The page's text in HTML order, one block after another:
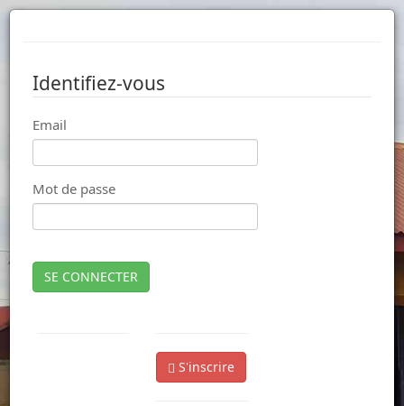
Identifiez-vous
Email
Mot de passe
SE CONNECTER
S'inscrire